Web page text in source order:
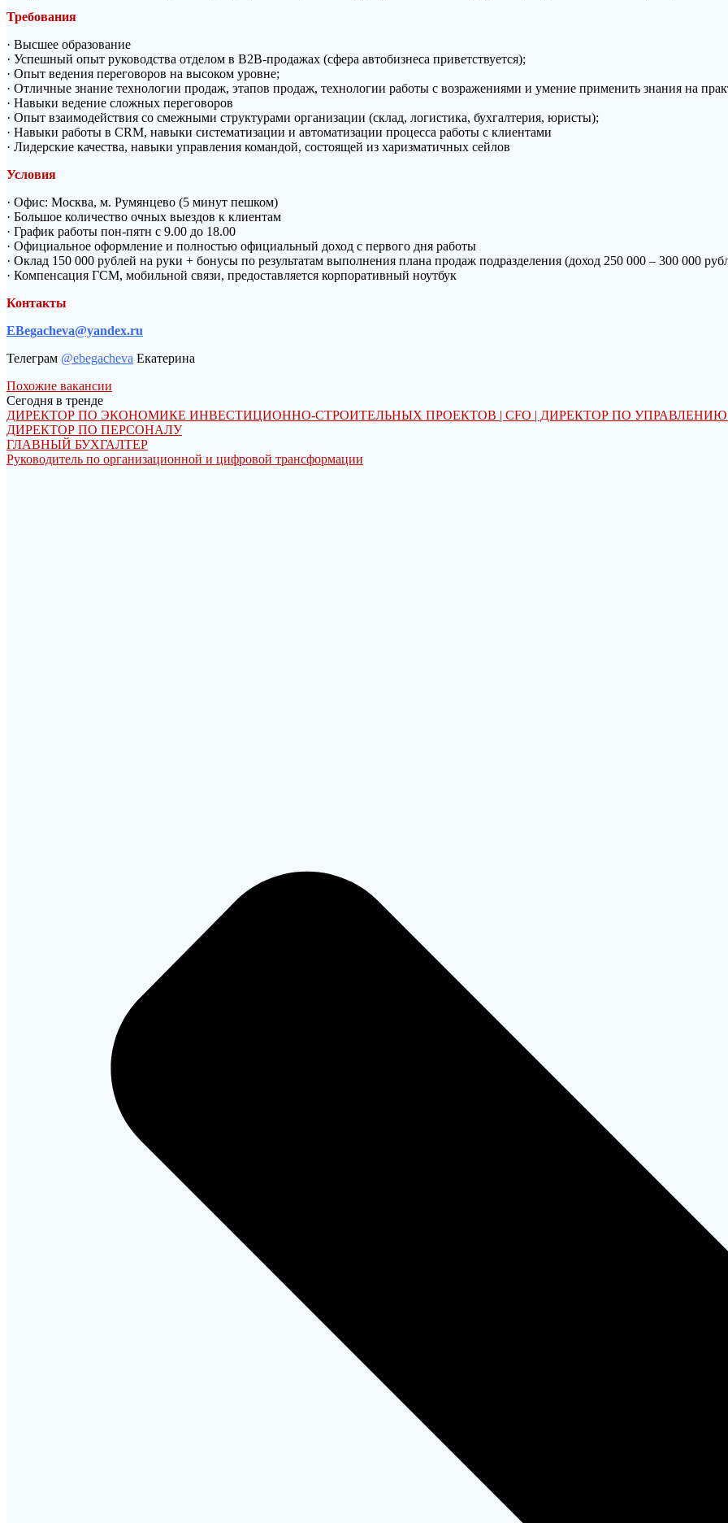
Требования
· Высшее образование
· Успешный опыт руководства отделом в B2B-продажах (сфера автобизнеса приветствуется);
· Опыт ведения переговоров на высоком уровне;
· Отличные знание технологии продаж, этапов продаж, технологии работы с возражениями и умение применить знания на
· Навыки ведение сложных переговоров
· Опыт взаимодействия со смежными структурами организации (склад, логистика, бухгалтерия, юристы);
· Навыки работы в CRM, навыки систематизации и автоматизации процесса работы с клиентами
· Лидерские качества, навыки управления командой, состоящей из харизматичных сейлов
Условия
· Офис: Москва, м. Румянцево (5 минут пешком)
· Большое количество очных выездов к клиентам
· График работы пон-пятн с 9.00 до 18.00
· Официальное оформление и полностью официальный доход с первого дня работы
· Оклад 150 000 рублей на руки + бонусы по результатам выполнения плана продаж подразделения (доход 250 000 – 300 000
· Компенсация ГСМ, мобильной связи, предоставляется корпоративный ноутбук
Контакты
EBegacheva@yandex.ru
Телеграм @ebegacheva Екатерина
Похожие вакансии
Сегодня в тренде
ДИРЕКТОР ПО ЭКОНОМИКЕ ИНВЕСТИЦИОННО-СТРОИТЕЛЬНЫХ ПРОЕКТОВ | CFO | ДИРЕКТОР ПО
ДИРЕКТОР ПО ПЕРСОНАЛУ
ГЛАВНЫЙ БУХГАЛТЕР
Руководитель по организационной и цифровой трансформации